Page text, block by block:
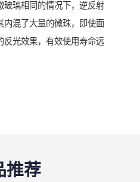
玻璃相同的情况下，逆反射
内混了大量的微珠，即使面
反光效果，有效使用寿命远
推荐